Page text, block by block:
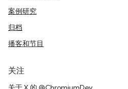
案例研究
归档
播客和节目
关注